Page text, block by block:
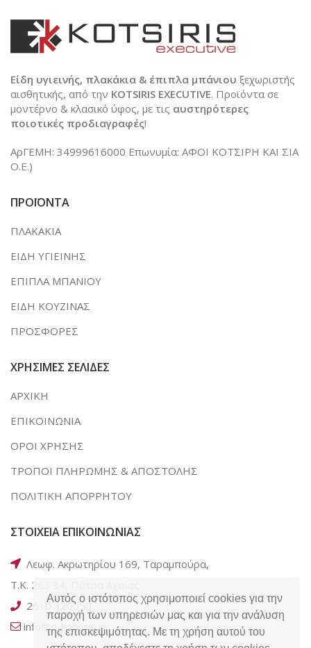
Αυτός ο ιστότοπος χρησιμοποιεί cookies για την
παροχή των υπηρεσιών μας και για την ανάλυση
της επισκεψιμότητας. Με τη χρήση αυτού του
Είδη υγιεινής, πλακάκια & έπιπλα μπάνιου ξεχωριστής
αισθητικής, από την KOTSIRIS EXECUTIVE. Προϊόντα σε
μοντέρνο & κλασικό ύφος, με τις αυστηρότερες
ποιοτικές προδιαγραφές!
ΑρΓΕΜΗ: 34999616000 Επωνυμία: ΑΦΟΙ ΚΟΤΣΙΡΗ ΚΑΙ ΣΙΑ
Ο.Ε.)
ΠΡΟΪΟΝΤΑ
ΠΛΑΚΑΚΙΑ
ΕΙΔΗ ΥΓΙΕΙΝΗΣ
ΕΠΙΠΛΑ ΜΠΑΝΙΟΥ
ΕΙΔΗ ΚΟΥΖΙΝΑΣ
ΠΡΟΣΦΟΡΕΣ
ΧΡΗΣΙΜΕΣ ΣΕΛΙΔΕΣ
ΑΡΧΙΚΗ
ΕΠΙΚΟΙΝΩΝΙΑ
ΟΡΟΙ ΧΡΗΣΗΣ
ΤΡΟΠΟΙ ΠΛΗΡΩΜΗΣ & ΑΠΟΣΤΟΛΗΣ
ΠΟΛΙΤΙΚΗ ΑΠΟΡΡΗΤΟΥ
ΣΤΟΙΧΕΙΑ ΕΠΙΚΟΙΝΩΝΙΑΣ
Λεωφ. Ακρωτηρίου 169, Ταραμπούρα,
Τ.Κ. 263 34, Πάτρα Αχαΐας
2610 320050
info@e-kotsiris.gr